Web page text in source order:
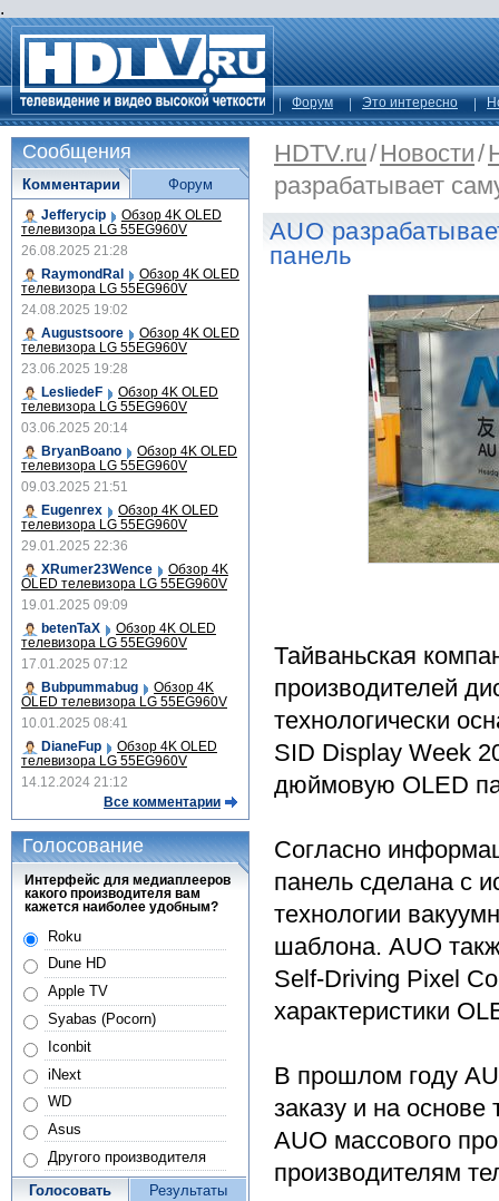
.
Форум Это интересно
HDTV.ru/Новости/
разрабатывает
AUO
панель
Тайваньская
производителей
технологически
SID Display Week
дюймовую OLED
Согласно
панель сделана с
технологии
шаблона. AUO
Self-Driving Pixel
характеристики
В прошлом году
заказу и на
AUO массового
производителям
Сообщения
Комментарии
Jefferycip Обзор 4K OLED
телевизора LG 55EG960V
26.08.2025 21:28
RaymondRal
Обзор 4K OLED
телевизора LG 55EG960V
24.08.2025 19:02
Augustsoore
Обзор 4K OLED
телевизора LG 55EG960V
23.06.2025 19:28
LesliedeF
Обзор 4K OLED
телевизора LG 55EG960V
03.06.2025 20:14
BryanBoano
Обзор 4K OLED
телевизора LG 55EG960V
09.03.2025 21:51
Eugenrex
Обзор 4K OLED
телевизора LG 55EG960V
29.01.2025 22:36
XRumer23Wence
Обзор 4K
OLED телевизора LG 55EG960V
19.01.2025 09:09
betenTaX
Обзор 4K OLED
телевизора LG 55EG960V
17.01.2025 07:12
Bubpummabug
Обзор 4K
OLED телевизора LG 55EG960V
10.01.2025 08:41
DianeFup
Обзор 4K OLED
телевизора LG 55EG960V
14.12.2024 21:12
Все комментарии
Форум
Голосование
Интерфейс для медиаплееров
какого производителя вам
кажется наиболее удобным?
Roku
Dune HD
Apple TV
Syabas (Pocorn)
Iconbit
iNext
WD
Asus
Другого производителя
Голосовать Результаты